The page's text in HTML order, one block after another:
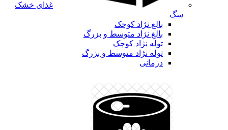
غذای خشک
سگ
بالغ نژاد کوچک
بالغ نژاد متوسط و بزرگ
توله نژاد کوچک
توله نژاد متوسط و بزرگ
درمانی